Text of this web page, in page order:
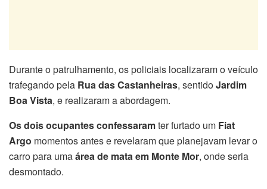
Durante o patrulhamento, os policiais localizaram o veículo
trafegando pela Rua das Castanheiras, sentidoJardim
Boa Vista, e realizaram a abordagem.
Os dois ocupantes confessaramter furtado um Fiat
Argo momentos antes e revelaram que planejavam levar o
carro para umaárea de mata em Monte Mor, onde seria
desmontado.